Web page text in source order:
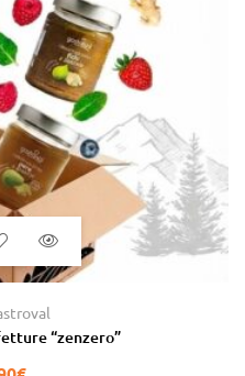
“zenzero”